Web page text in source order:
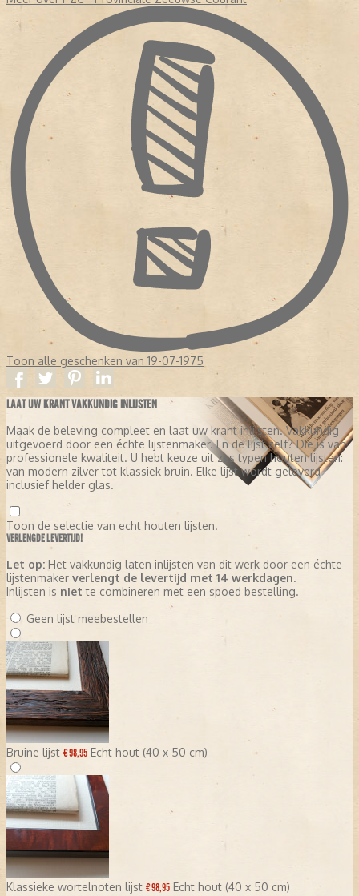
Toon alle geschenken van 19-07-1975
LAAT UW KRANT VAKKUNDIG INLIJSTEN
Maak de beleving compleet en laat uw krant inlijsten. Vakkundig
uitgevoerd door een échte lijstenmaker. En de lijst zelf? Die is van
professionele kwaliteit. U hebt keuze uit zes typen houten lijsten:
van modern zilver tot klassiek bruin. Elke lijst wordt geleverd
inclusief helder glas.
Toon de selectie van echt houten lijsten.
VERLENGDE LEVERTIJD!
Let op: Het vakkundig laten inlijsten van dit werk door een échte
lijstenmaker verlengt de levertijd met 14 werkdagen.
Inlijsten is niet te combineren met een spoed bestelling.
Geen lijst meebestellen
Bruine lijst € 98,95 Echt hout (40 x 50 cm)
Klassieke wortelnoten lijst € 98,95 Echt hout (40 x 50 cm)